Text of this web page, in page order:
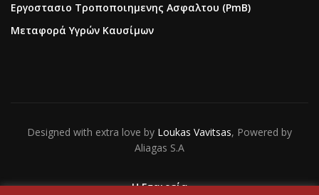
Εργοστασιο Τροποποιημενης Ασφαλτου (PmB)
Μεταφορά Υγρών Καυσίμων
Designed with extra love by Loukas Vavitsas, Powered by
Aliagas S.A
Η Εταιρεία